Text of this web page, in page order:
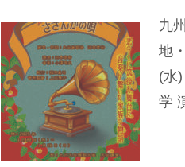
九
地
(水
学